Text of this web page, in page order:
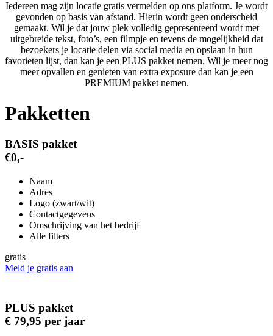
Iedereen mag zijn locatie gratis vermelden op ons platform. Je wordt
gevonden op basis van afstand. Hierin wordt geen onderscheid
gemaakt. Wil je dat jouw plek volledig gepresenteerd wordt met
uitgebreide tekst, foto’s, een filmpje en tevens de mogelijkheid dat
bezoekers je locatie delen via social media en opslaan in hun
favorieten lijst, dan kan je een PLUS pakket nemen. Wil je meer nog
meer opvallen en genieten van extra exposure dan kan je een
PREMIUM pakket nemen.
Pakketten
BASIS pakket
€0,-
Naam
Adres
Logo (zwart/wit)
Contactgegevens
Omschrijving van het bedrijf
Alle filters
gratis
Meld je gratis aan
PLUS pakket
€ 79,95 per jaar